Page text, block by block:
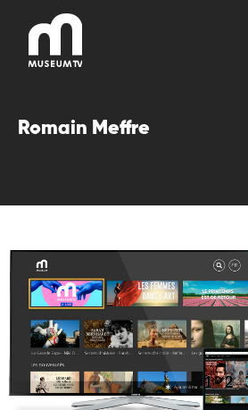
contenu
Romain Meffre